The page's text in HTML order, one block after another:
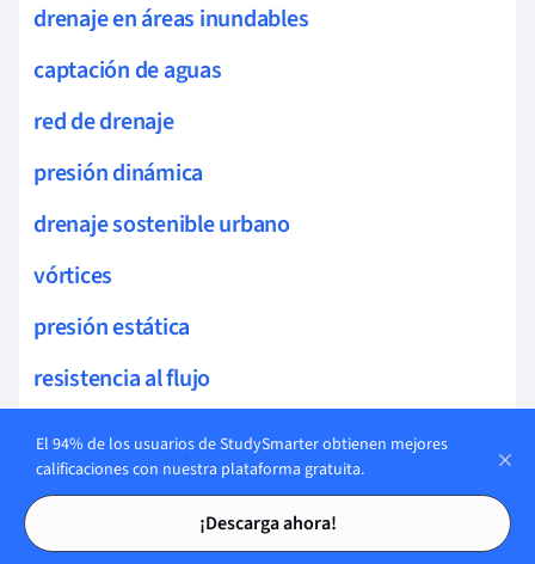
Tarjetas de estudio
Tarjetas de estudio
drenaje en áreas inundables
captación de aguas
red de drenaje
presión dinámica
drenaje sostenible urbano
vórtices
presión estática
resistencia al flujo
transferencia de momento
modelo de flujo en red
El 94% de los usuarios de StudySmarter obtienen mejores
calificaciones con nuestra plataforma gratuita.
¡Descarga ahora!